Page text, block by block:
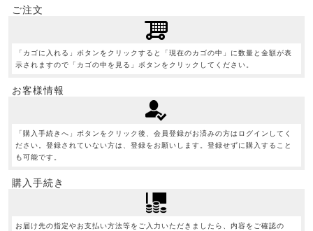
ご注文
「カゴに入れる」ボタンをクリックすると「現在のカゴの中」に数量と金額が表
示されますので「カゴの中を見る」ボタンをクリックしてください。
お客様情報
「購入手続きへ」ボタンをクリック後、会員登録がお済みの方はログインしてく
ださい。登録されていない方は、登録をお願いします。登録せずに購入すること
も可能です。
購入手続き
お届け先の指定やお支払い方法等をご入力いただきましたら、内容をご確認の